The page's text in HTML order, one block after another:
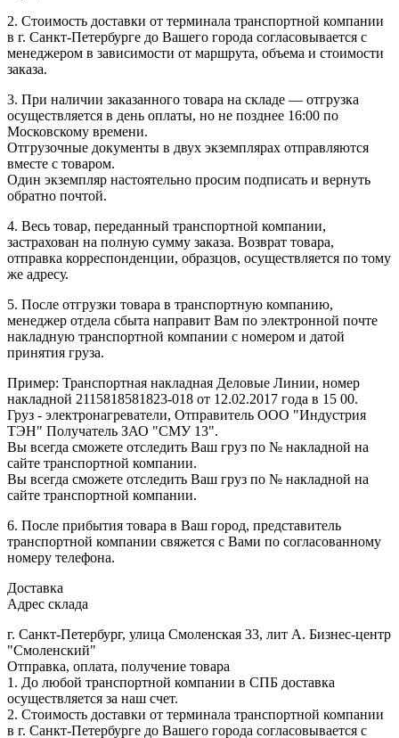
2. Стоимость доставки от терминала транспортной компании
в г. Санкт-Петербурге до Вашего города согласовывается с
менеджером в зависимости от маршрута, объема и стоимости
заказа.
3. При наличии заказанного товара на складе — отгрузка
осуществляется в день оплаты, но не позднее 16:00 по
Московскому времени.
Отгрузочные документы в двух экземплярах отправляются
вместе с товаром.
Один экземпляр настоятельно просим подписать и вернуть
обратно почтой.
4. Весь товар, переданный транспортной компании,
застрахован на полную сумму заказа. Возврат товара,
отправка корреспонденции, образцов, осуществляется по тому
же адресу.
5. После отгрузки товара в транспортную компанию,
менеджер отдела сбыта направит Вам по электронной почте
накладную транспортной компании с номером и датой
принятия груза.
Пример: Транспортная накладная Деловые Линии, номер
накладной 2115818581823-018 от 12.02.2017 года в 15 00.
Груз - электронагреватели, Отправитель ООО "Индустрия
ТЭН" Получатель ЗАО "СМУ 13".
Вы всегда сможете отследить Ваш груз по № накладной на
сайте транспортной компании.
Вы всегда сможете отследить Ваш груз по № накладной на
сайте транспортной компании.
6. После прибытия товара в Ваш город, представитель
транспортной компании свяжется с Вами по согласованному
номеру телефона.
Доставка
Адрес склада
г. Санкт-Петербург, улица Смоленская 33, лит А. Бизнес-центр
"Смоленский"
Отправка, оплата, получение товара
1. До любой транспортной компании в СПБ доставка
осуществляется за наш счет.
2. Стоимость доставки от терминала транспортной компании
в г. Санкт-Петербурге до Вашего города согласовывается с